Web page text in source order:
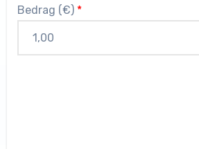
Bedrag (€) *